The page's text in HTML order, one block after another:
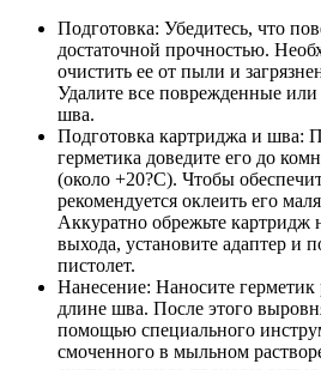
Подготовка: Убедитесь, что
достаточной прочностью.
очистить ее от пыли и
Удалите все поврежденные или
шва.
Подготовка картриджа и шва:
герметика доведите его до
(около +20?С). Чтобы
рекомендуется оклеить его
Аккуратно обрежьте картридж
выхода, установите адаптер и
пистолет.
Нанесение: Наносите
длине шва. После этого
помощью специального
смоченного в мыльном